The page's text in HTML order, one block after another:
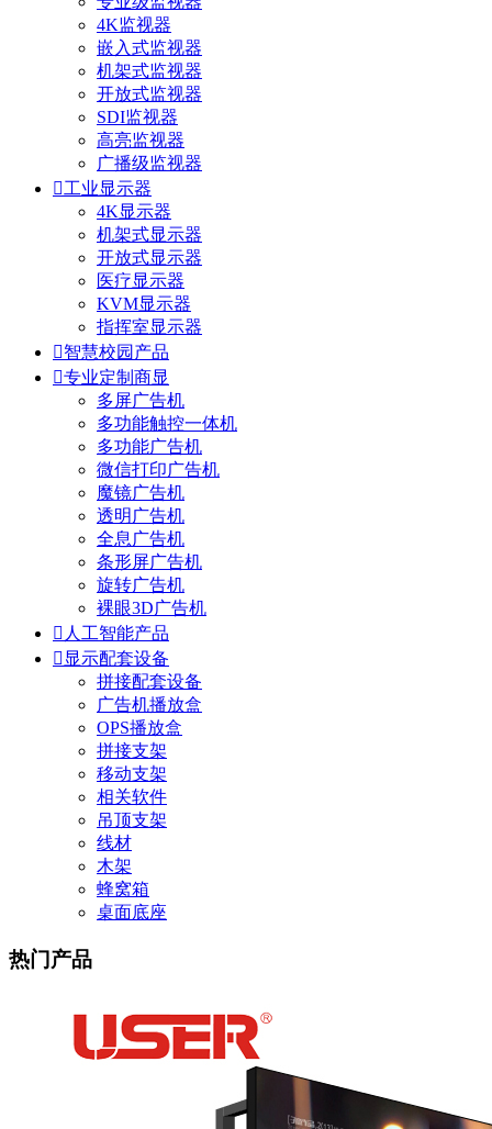
4K监视器
嵌入式监视器
机架式监视器
开放式监视器
SDI监视器
高亮监视器
广播级监视器
工业显示器
4K显示器
机架式显示器
开放式显示器
医疗显示器
KVM显示器
指挥室显示器
智慧校园产品
专业定制商显
多屏广告机
多功能触控一体机
多功能广告机
微信打印广告机
魔镜广告机
透明广告机
全息广告机
条形屏广告机
旋转广告机
裸眼3D广告机
 人工智能产品
 显示配套设备
拼接配套设备
广告机播放盒
OPS播放盒
拼接支架
移动支架
相关软件
吊顶支架
线材
木架
蜂窝箱
桌面底座
热门产品